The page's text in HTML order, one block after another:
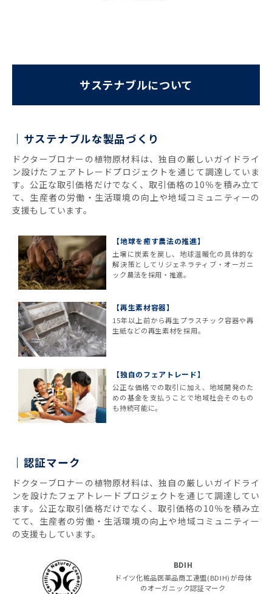
サステナブルについて
サステナブルな製品づくり
ドクターブロナーの植物原材料は、独自の厳しいガイドライ
ン設けたフェアトレードプロジェクトを通じて調達していま
す。公正な取引価格だけでなく、取引価格の10％を積み立て
て、生産者の労働・生活環境の向上や地域コミュニティーの
支援もしています。
【地球を癒す農法の推進】
土壌に炭素を戻し、地球温暖化の具体的な
解決策としてリジェネラティブ・オーガニ
ック農法を採用・推進。
【再生素材容器】
15年以上前から再生プラスチック容器や再
生紙などの再生素材を採用。
【独自のフェアトレード】
公正な価格での取引に加え、地域開発のた
めの基金を支払うことで地域社会そのもの
も持続可能に。
認証マーク
ドクターブロナーの植物原材料は、独自の厳しいガイドライ
ンを設けたフェアトレードプロジェクトを通じて調達してい
ます。公正な取引価格だけでなく、取引価格の10％を積み立
てて、生産者の労働・生活環境の向上や地域コミュニティー
の支援もしています。
BDIH
ドイツ化粧品医薬品商工連盟(BDIH)が母体
のオーガニック認証マーク